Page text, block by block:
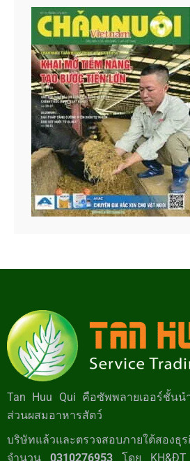
Tan Huu Qui คือซัพพลายเออร์ชั้นน
ส่วนผสมอาหารสัตว์
บริษัทแล้วและตรวจสอบภายใต้สองธุร
จำนวน 0310276953 โดย KH&ĐT